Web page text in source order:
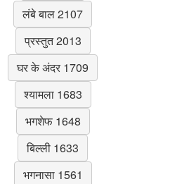
लंबे बाल 2107
प्रस्तुत 2013
घर के अंदर 1709
श्यामला 1683
भगशेफ 1648
बिल्ली 1633
भगनासा 1561